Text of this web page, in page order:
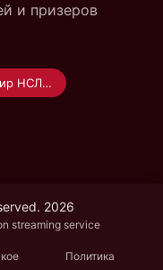
и призеров
Первый рейтинговый турнир НСЛСБ сезон 25/26
2026
streaming service
Политика